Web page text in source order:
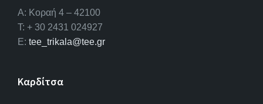
Α: Κοραή 4 – 42100
T: + 30 2431 024927
E: tee_trikala@tee.gr
Καρδίτσα